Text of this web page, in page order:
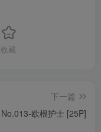
收藏
下一篇
No.013-欧根护士 [25P]